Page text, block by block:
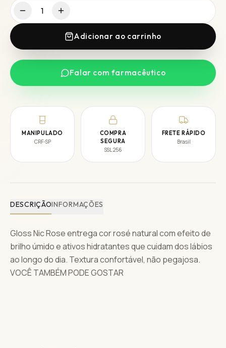
1
Adicionar ao carrinho
Falar com farmacêutico
MANIPULADO
CRF-SP
COMPRA
SEGURA
SSL 256
FRETE RÁPIDO
Brasil
DESCRIÇÃOINFORMAÇÕES
Gloss Nic Rose entrega cor rosé natural com efeito de
brilho úmido e ativos hidratantes que cuidam dos lábios
ao longo do dia. Textura confortável, não pegajosa.
VOCÊ TAMBÉM PODE GOSTAR